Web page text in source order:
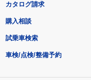
カタログ請求
購入相談
試乗車検索
車検/点検/整備予約